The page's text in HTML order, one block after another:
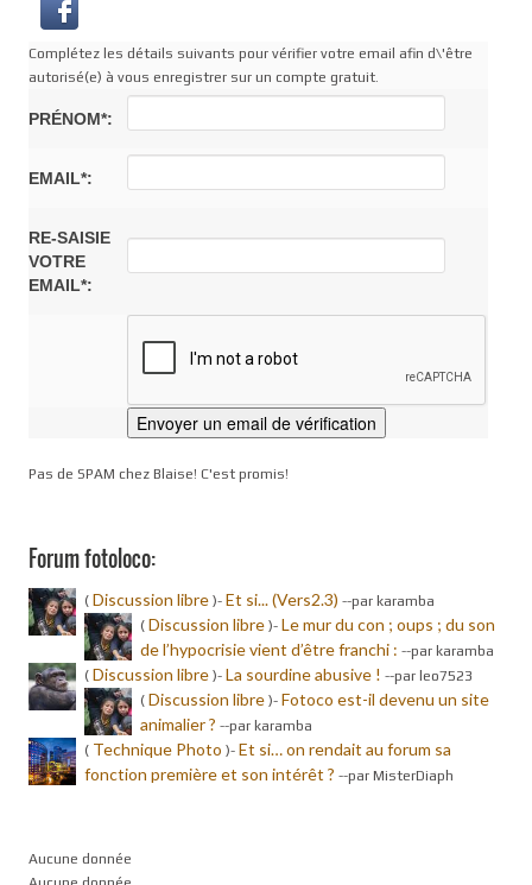
Complétez les détails suivants pour vérifier votre email afin d\'être
autorisé(e) à vous enregistrer sur un compte gratuit.
PRÉNOM*:
EMAIL*:
RE-SAISIE
VOTRE
EMAIL*:
Pas de SPAM chez Blaise! C'est promis!
Forum fotoloco:
( Discussion libre )- Et si... (Vers2.3) --par karamba
( Discussion libre )- Le mur du con ; oups ; du son
de l’hypocrisie vient d’être franchi : --par karamba
( Discussion libre )- La sourdine abusive ! --par leo7523
( Discussion libre )- Fotoco est-il devenu un site
animalier ? --par karamba
( Technique Photo )- Et si… on rendait au forum sa
fonction première et son intérêt ? --par MisterDiaph
Aucune donnée